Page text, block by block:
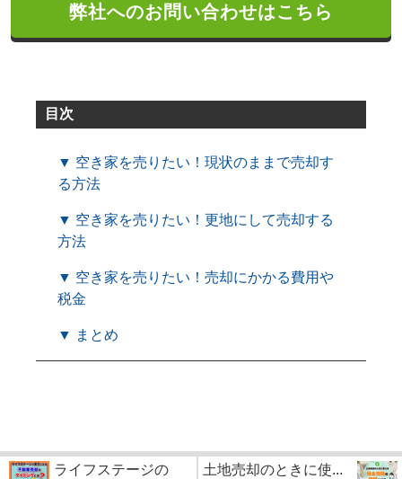
弊社へのお問い合わせはこちら
目次
▼ 空き家を売りたい！現状のままで売却す
る方法
▼ 空き家を売りたい！更地にして売却する
方法
▼ 空き家を売りたい！売却にかかる費用や
税金
▼ まとめ
ライフステージの
土地売却のときに使...